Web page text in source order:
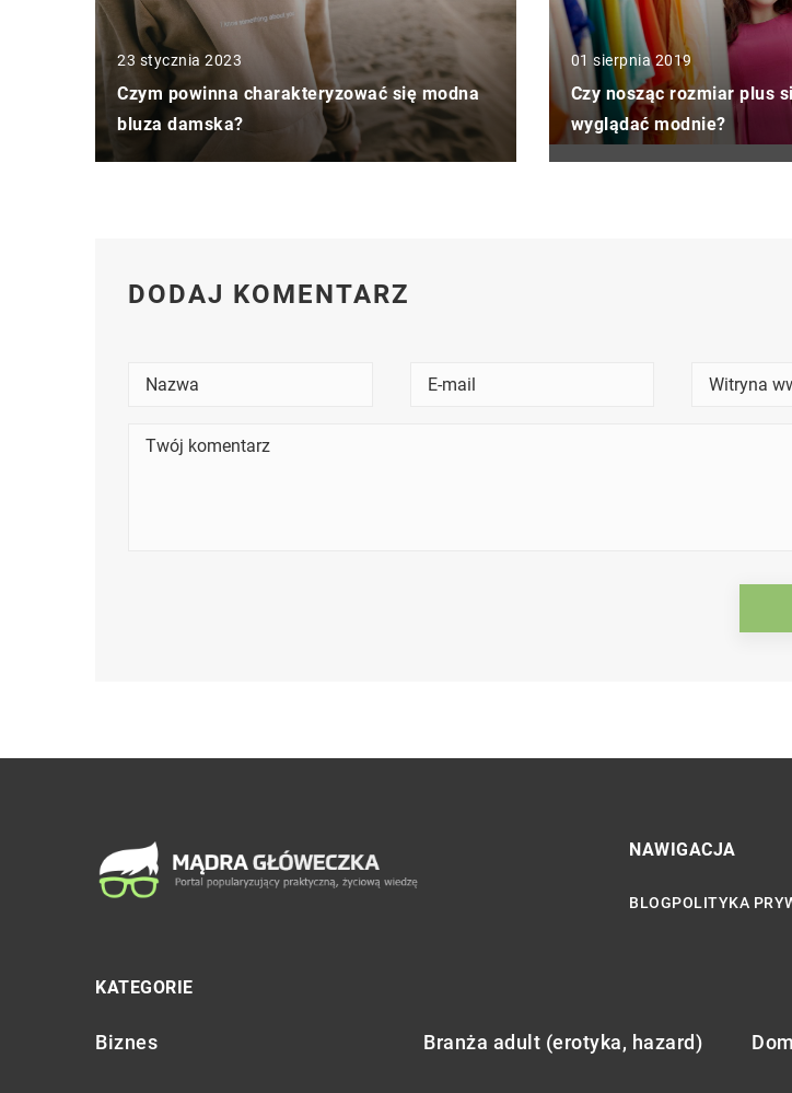
23 stycznia 2023
Czym powinna charakteryzować się modna
bluza damska?
01 sierpnia 2019
Czy nosząc rozmiar plus
wyglądać modnie?
DODAJ KOMENTARZ
NAWIGACJA
BLOGPOLITYKA
KATEGORIE
Biznes Branża adult (erotyka, hazard)